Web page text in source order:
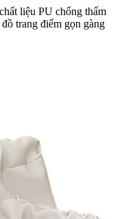
liệu PU chống thấm
trang điểm gọn gàng